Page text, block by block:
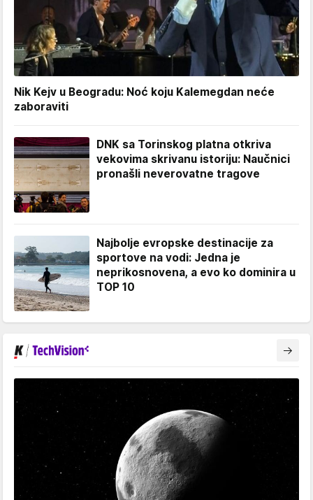
Nik Kejv u Beogradu: Noć koju Kalemegdan neće
zaboraviti
DNK sa Torinskog platna otkriva
vekovima skrivanu istoriju: Naučnici
pronašli neverovatne tragove
Najbolje evropske destinacije za
sportove na vodi: Jedna je
neprikosnovena, a evo ko dominira u
TOP 10